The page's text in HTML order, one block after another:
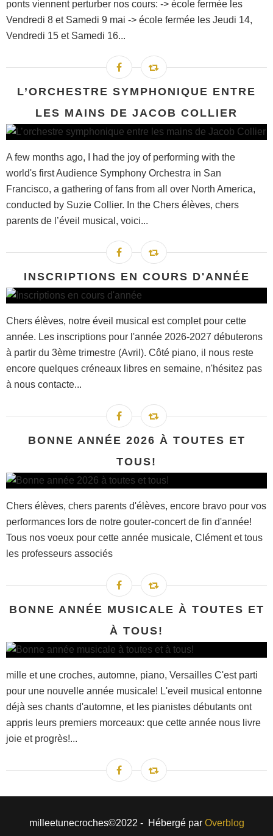
ponts viennent perturber nos cours: -> école fermée les
Vendredi 8 et Samedi 9 mai -> école fermée les Jeudi 14,
Vendredi 15 et Samedi 16...
L’ORCHESTRE SYMPHONIQUE ENTRE
LES MAINS DE JACOB COLLIER
A few months ago, I had the joy of performing with the
world's first Audience Symphony Orchestra in San
Francisco, a gathering of fans from all over North America,
conducted by Suzie Collier. In the Chers élèves, chers
parents de l’éveil musical, voici...
INSCRIPTIONS EN COURS D'ANNÉE
Chers élèves, notre éveil musical est complet pour cette
année. Les inscriptions pour l'année 2026-2027 débuterons
à partir du 3ème trimestre (Avril). Côté piano, il nous reste
encore quelques créneaux libres en semaine, n'hésitez pas
à nous contacte...
BONNE ANNÉE 2026 À TOUTES ET
TOUS!
Chers élèves, chers parents d'élèves, encore bravo pour vos
performances lors de notre gouter-concert de fin d'année!
Tous nos voeux pour cette année musicale, Clément et tous
les professeurs associés
BONNE ANNÉE MUSICALE À TOUTES ET
À TOUS!
mille et une croches, automne, piano, Versailles C'est parti
pour une nouvelle année musicale! L'eveil musical entonne
déjà ses chants d'automne, et les pianistes débutants ont
appris leurs premiers morceaux: que cette année nous livre
joie et progrès!...
milleetunecroches©2022 - Hébergé par Overblog